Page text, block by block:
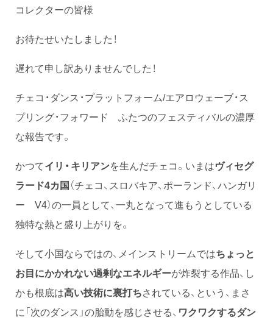
コレクターの皆様
お待たせいたしました！
遅れて申し訳ありませんでした！
チェコ・ダンス・プラットフォーム/エアロウェーブ・ス
プリング・フォワード ふたつのフェスティバルの濃厚
な報告です。
かつてイリ・キリアンを生んだチェコ。いまはヴィセグ
ラード4カ国（チェコ、スロバキア、ポーランド、ハンガリ
ー V4）の一員として、一丸となって進もうとしている
独特な熱と盛り上がりを。
そして小国ならではの、メインストリームではちょっと
お目にかかれない過剰なエネルギーが炸裂する作品、し
かも根底は高い技術に裏打ちされている、という、まさ
に「次のダンス」の胎動を感じさせる、 ワクワクするダン